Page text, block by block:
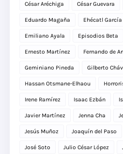
César Aréchiga César Guevara
Eduardo Magaña Ehécatl García
Emiliano Ayala Episodios Beta
Ernesto Martínez Fernando de
Geminiano Pineda Gilberto
Hassan Otsmane-Elhaou
Irene Ramírez Isaac Ezbán
Javier Martínez Jenna Cha
Jesús Muñoz Joaquín del Paso
José Soto Julio César López